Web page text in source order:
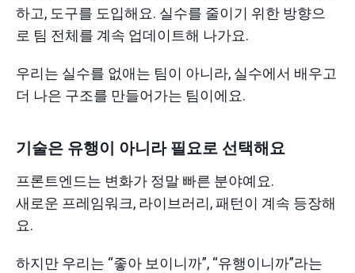
하고, 도구를 도입해요. 실수를 줄이기 위한 방향으
로 팀 전체를 계속 업데이트해 나가요.
우리는 실수를 없애는 팀이 아니라, 실수에서 배우고
더 나은 구조를 만들어가는 팀이에요.
기술은 유행이 아니라 필요로 선택해요
프론트엔드는 변화가 정말 빠른 분야예요.
새로운 프레임워크, 라이브러리, 패턴이 계속 등장해
요.
하지만 우리는 “좋아 보이니까”, “유행이니까”라는